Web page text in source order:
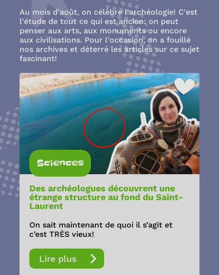
Au mois d'août, on célèbre l'archéologie! C'est
l'étude de tout ce qui est ancien: on peut
penser aux arts, aux monuments ou encore
aux civilisations. Pour l'occasion, on a fouillé
nos archives et déterré les articles sur ce sujet
fascinant!
Sciences
Des archéologues découvrent une
étrange structure au fond du Saint-
Laurent
On sait maintenant de quoi il s’agit et
c’est TRÈS vieux!
Lire plus